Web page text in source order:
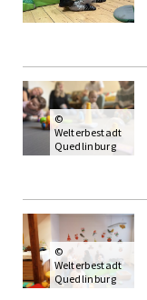
©
Welterbestadt
Quedlinburg
©
Welterbestadt
Quedlinburg